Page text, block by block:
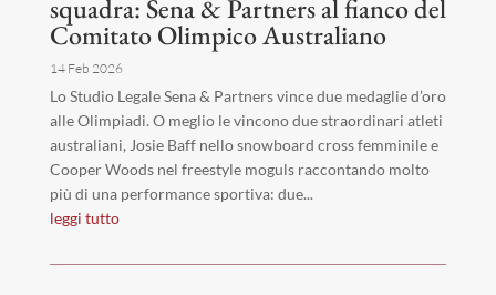
squadra: Sena & Partners al fianco del
Comitato Olimpico Australiano
14 Feb 2026
Lo Studio Legale Sena & Partners vince due medaglie d’oro
alle Olimpiadi. O meglio le vincono due straordinari atleti
australiani, Josie Baff nello snowboard cross femminile e
Cooper Woods nel freestyle moguls raccontando molto
più di una performance sportiva: due...
leggi tutto